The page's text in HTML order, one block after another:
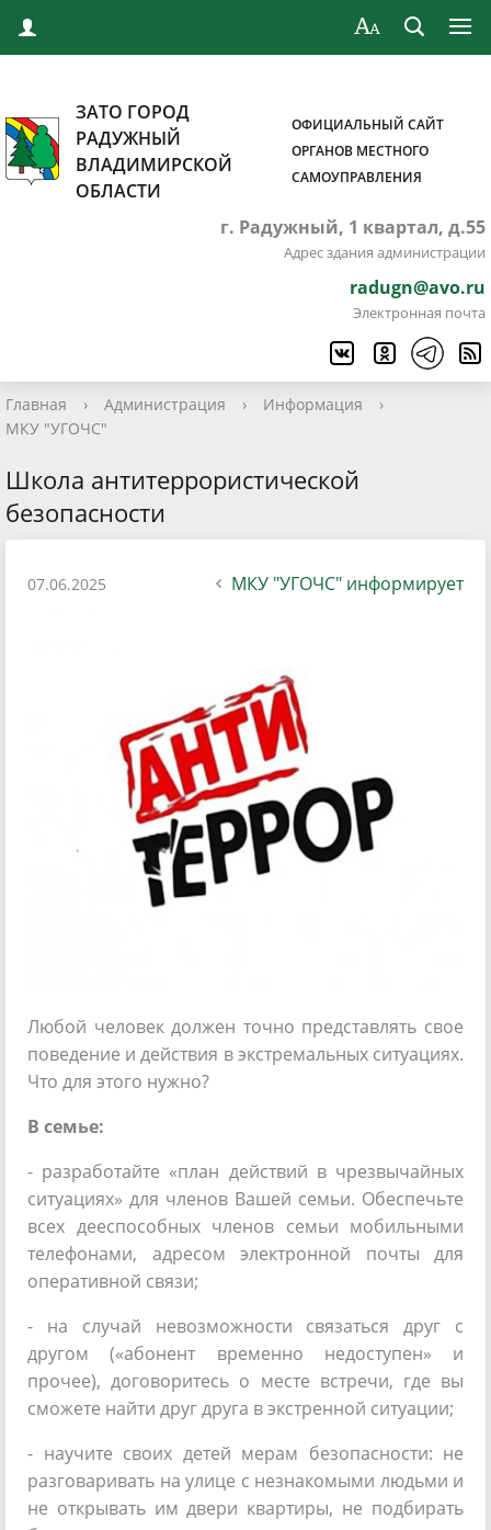
ЗАТО ГОРОД
РАДУЖНЫЙ
ВЛАДИМИРСКОЙ
ОБЛАСТИ
ОФИЦИАЛЬНЫЙ САЙТ
ОРГАНОВ МЕСТНОГО
САМОУПРАВЛЕНИЯ
г. Радужный, 1 квартал, д.55
Адрес здания администрации
radugn@avo.ru
Электронная почта
Главная › Администрация › Информация
›
МКУ "УГОЧС"
Школа антитеррористической
безопасности
07.06.2025 МКУ "УГОЧС" информирует
Любой человек должен точно представлять свое
поведение и действия в экстремальных ситуациях.
Что для этого нужно?
В семье:
- разработайте «план действий в чрезвычайных
ситуациях» для членов Вашей семьи. Обеспечьте
всех дееспособных членов семьи мобильными
телефонами, адресом электронной почты для
оперативной связи;
- на случай невозможности связаться друг с
другом («абонент временно недоступен» и
прочее), договоритесь о месте встречи, где вы
сможете найти друг друга в экстренной ситуации;
- научите своих детей мерам безопасности: не
разговаривать на улице с незнакомыми людьми и
не открывать им двери квартиры, не подбирать